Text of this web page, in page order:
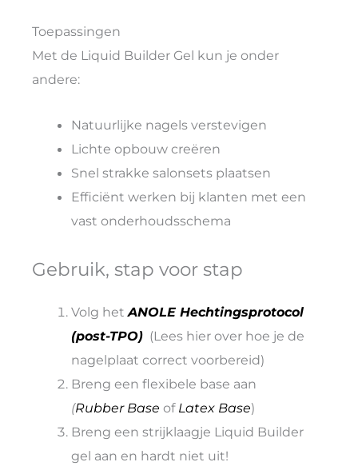
Toepassingen
Met de Liquid Builder Gel kun je onder
andere:
Natuurlijke nagels verstevigen
Lichte opbouw creëren
Snel strakke salonsets plaatsen
Efficiënt werken bij klanten met een
vast onderhoudsschema
Gebruik, stap voor stap
Volg hetANOLE Hechtingsprotocol
(post-TPO) (Lees hier over hoe je de
nagelplaat correct voorbereid)
Breng een flexibele base aan
(Rubber Base of Latex Base)
Breng een strijklaagje Liquid Builder
gel aan en hardt niet uit!